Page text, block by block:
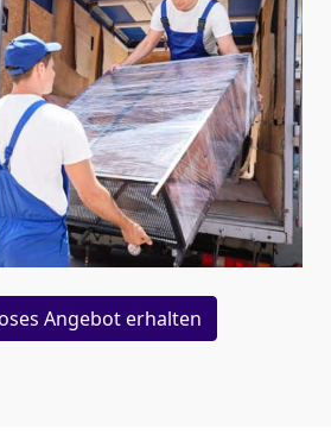
Angebot erhalten